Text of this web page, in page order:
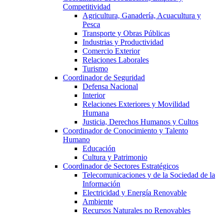
Competitividad
Agricultura, Ganadería, Acuacultura y
Pesca
Transporte y Obras Públicas
Industrias y Productividad
Comercio Exterior
Relaciones Laborales
Turismo
Coordinador de Seguridad
Defensa Nacional
Interior
Relaciones Exteriores y Movilidad
Humana
Justicia, Derechos Humanos y Cultos
Coordinador de Conocimiento y Talento
Humano
Educación
Cultura y Patrimonio
Coordinador de Sectores Estratégicos
Telecomunicaciones y de la Sociedad de la
Información
Electricidad y Energía Renovable
Ambiente
Recursos Naturales no Renovables